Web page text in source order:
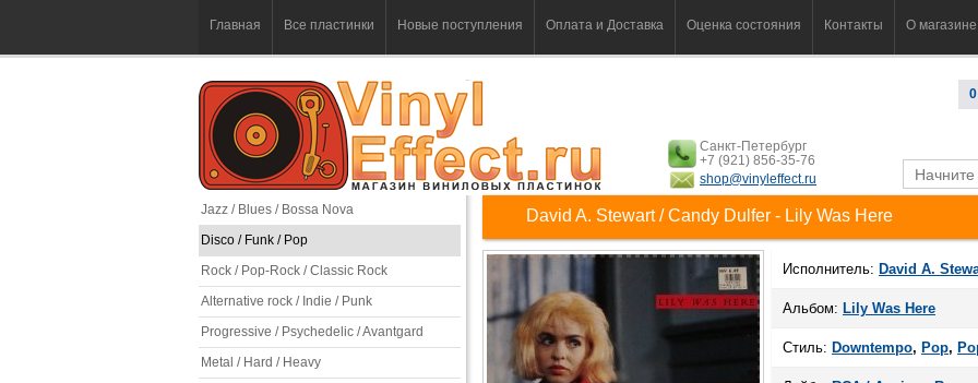
Главная Все пластинки Новые поступления Оплата и Доставка Оценка состояния Контакты О магазине
0
Санкт-Петербург
+7 (921) 856-35-76
shop@vinyleffect.ru
Jazz / Blues / Bossa Nova
Disco / Funk / Pop
Rock / Pop-Rock / Classic Rock
Alternative rock / Indie / Punk
Progressive / Psychedelic / Avantgard
Metal / Hard / Heavy
David A. Stewart / Candy Dulfer - Lily Was Here
Исполнитель: David A.
Альбом: Lily Was Here
Стиль: Downtempo, Pop,